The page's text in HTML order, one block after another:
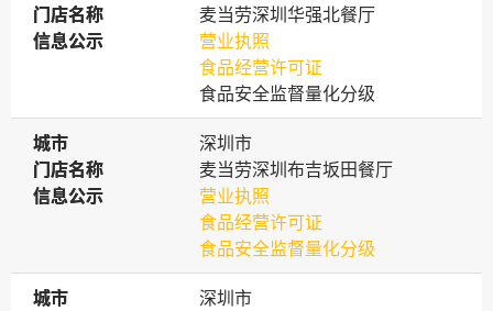
门店名称
门店名称
麦当劳深圳华强北餐厅
信息公示
信息公示
营业执照
食品经营许可证
食品安全监督量化分级
城市
城市
深圳市
门店名称
门店名称
麦当劳深圳布吉坂田餐厅
信息公示
信息公示
营业执照
食品经营许可证
食品安全监督量化分级
城市
城市
深圳市